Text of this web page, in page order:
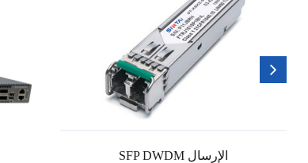
SFP DWDM الإرسال